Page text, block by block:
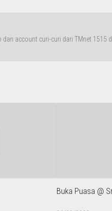
account curi-curi dari TMnet 1515
Buka Puasa @